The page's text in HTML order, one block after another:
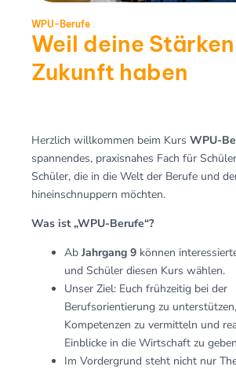
WPU-Berufe
Weil deine Stärken
Zukunft haben
Herzlich willkommen beim Kurs WPU-
spannendes, praxisnahes Fach für
Schüler, die in die Welt der Berufe und
hineinschnuppern möchten.
Was ist „WPU-Berufe“?
Ab Jahrgang 9 können
und Schüler diesen Kurs wählen.
Unser Ziel: Euch frühzeitig bei der
Berufsorientierung zu
Kompetenzen zu vermitteln und
Einblicke in die Wirtschaft zu
Im Vordergrund steht nicht nur